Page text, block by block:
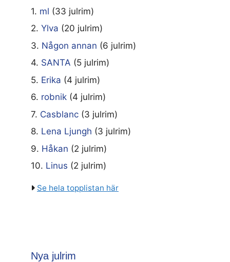
1. ml (33 julrim)
2. Ylva (20 julrim)
3. Någon annan (6 julrim)
4. SANTA (5 julrim)
5. Erika (4 julrim)
6. robnik (4 julrim)
7. Casblanc (3 julrim)
8. Lena Ljungh (3 julrim)
9. Håkan (2 julrim)
10. Linus (2 julrim)
Se hela topplistan här
Nya julrim